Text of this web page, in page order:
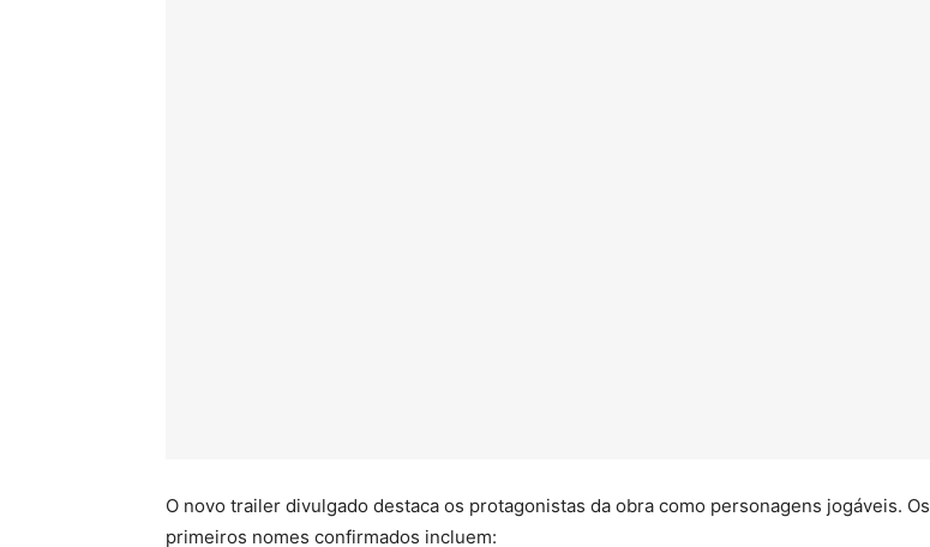
O novo trailer divulgado destaca os protagonistas da obra como personagens jogáveis. Os
primeiros nomes confirmados incluem: